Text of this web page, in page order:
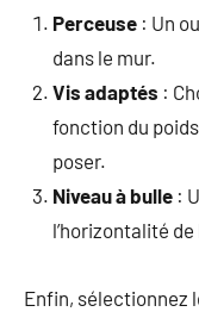
Perceuse : Un
dans le mur.
Vis adaptés :
fonction du
poser.
Niveau à bulle :
l’horizontalité de
Enfin, sélectionnez